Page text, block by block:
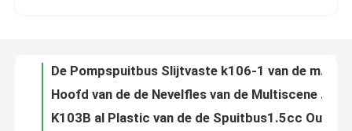
Kwaliteitscontrole
Dubbele van de de Trekker Hoofd, Multifunctionele Nevel van de Sluier1.5cc Nevel de Pijptrekker